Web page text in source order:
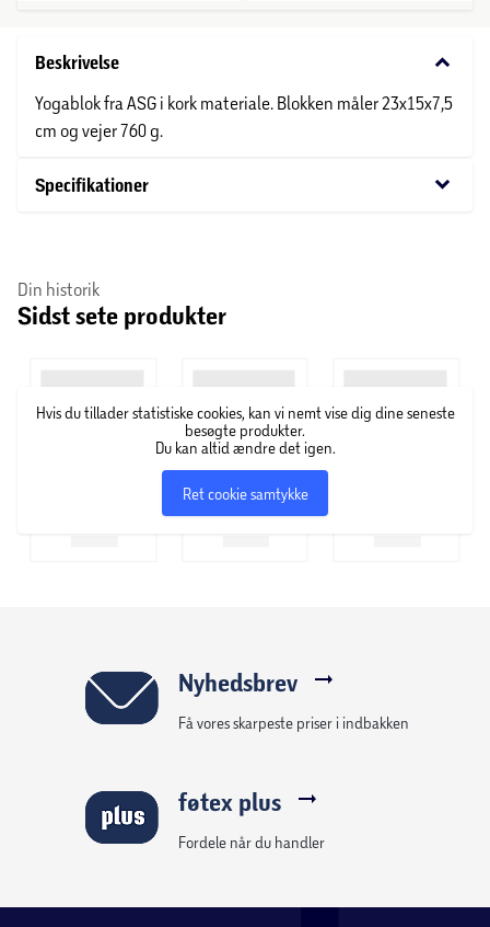
Beskrivelse keyboard_arrow_down
Yogablok fra ASG i kork materiale. Blokken måler 23x15x7,5
cm og vejer 760 g.
Specifikationer keyboard_arrow_down
Din historik
Sidst sete produkter
Hvis du tillader statistiske cookies, kan vi nemt vise dig dine seneste
besøgte produkter.
Du kan altid ændre det igen.
Ret cookie samtykke
Nyhedsbrev
Få vores skarpeste priser i indbakken
føtex plus
Fordele når du handler